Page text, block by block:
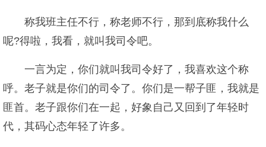
称我班主任不行，称老师不行，那到底称我什么
呢?得啦，我看，就叫我司令吧。
一言为定，你们就叫我司令好了，我喜欢这个称
呼。老子就是你们的司令了。你们是一帮子匪，我就是
匪首。老子跟你们在一起，好象自己又回到了年轻时
代，其码心态年轻了许多。